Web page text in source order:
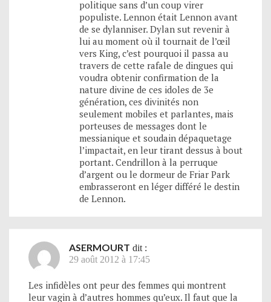
politique sans d’un coup virer
populiste. Lennon était Lennon avant
de se dylanniser. Dylan sut revenir à
lui au moment où il tournait de l’œil
vers King, c’est pourquoi il passa au
travers de cette rafale de dingues qui
voudra obtenir confirmation de la
nature divine de ces idoles de 3e
génération, ces divinités non
seulement mobiles et parlantes, mais
porteuses de messages dont le
messianique et soudain dépaquetage
l’impactait, en leur tirant dessus à bout
portant. Cendrillon à la perruque
d’argent ou le dormeur de Friar Park
embrasseront en léger différé le destin
de Lennon.
ASERMOURT dit :
29 août 2012 à 17:45
Les infidèles ont peur des femmes qui montrent
leur vagin à d’autres hommes qu’eux. Il faut que la